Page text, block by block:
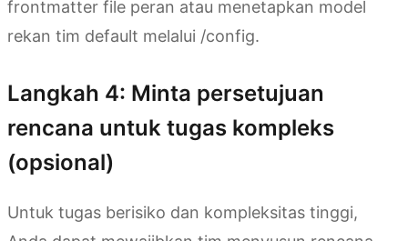
frontmatter file peran atau menetapkan model
rekan tim default melalui /config.
Langkah 4: Minta persetujuan
rencana untuk tugas kompleks
(opsional)
Untuk tugas berisiko dan kompleksitas tinggi,